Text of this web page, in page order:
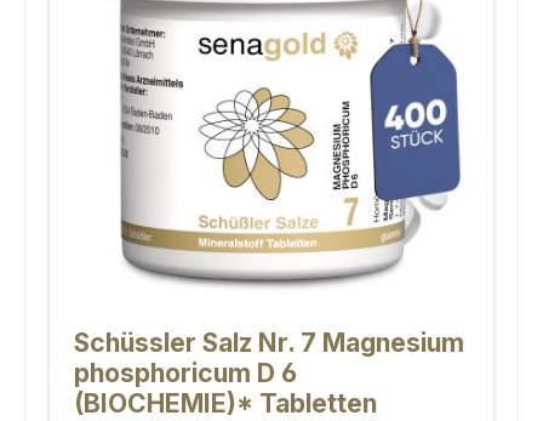
Schüssler Salz Nr. 7 Magnesium
phosphoricum D 6
(BIOCHEMIE)* Tabletten